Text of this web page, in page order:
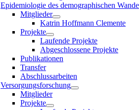
Epidemiologie des demographischen
Mitglieder
Katrin Hoffmann Clemente
Projekte
Laufende Projekte
Abgeschlossene Projekte
Publikationen
Transfer
Abschlussarbeiten
Versorgungsforschung
Mitglieder
Projekte